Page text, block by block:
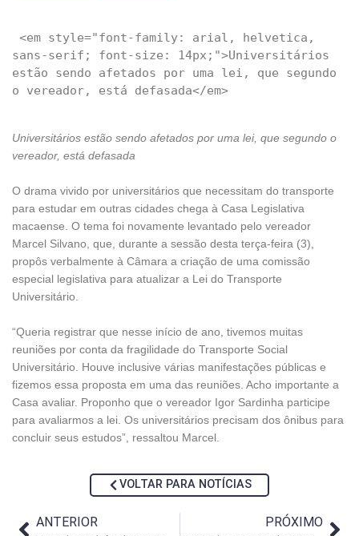
sans-serif; font-size: 14px;">Universitários
estão sendo afetados por uma lei, que segundo
Universitários estão sendo afetados por uma lei, que segundo o
vereador, está defasada
O drama vivido por universitários que necessitam do transporte
para estudar em outras cidades chega à Casa Legislativa
macaense. O tema foi novamente levantado pelo vereador
Marcel Silvano, que, durante a sessão desta terça-feira (3),
propôs verbalmente à Câmara a criação de uma comissão
especial legislativa para atualizar a Lei do Transporte
Universitário.
“Queria registrar que nesse início de ano, tivemos muitas
reuniões por conta da fragilidade do Transporte Social
Universitário. Houve inclusive várias manifestações públicas e
fizemos essa proposta em uma das reuniões. Acho importante a
Casa avaliar. Proponho que o vereador Igor Sardinha participe
para avaliarmos a lei. Os universitários precisam dos ônibus para
concluir seus estudos”, ressaltou Marcel.
VOLTAR PARA NOTÍCIAS
ANTERIOR PRÓXIMO